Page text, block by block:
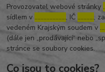
Provozovatel webové stránky
sídlem v …………………, IČ ………..,
vedeném Krajským soudem v
(dále jen „prodávající“ nebo
stránce se soubory cookies.
Co jsou to cookies?